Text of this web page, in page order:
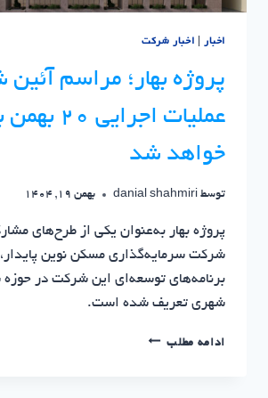
اخبار اخبار شرکت
پروژه بهار؛ مراسم
عملیات
خواهد شد
توسط danial shahmiri بهمن 19, 1404
پروژه بهار به‌عنوان یکی از طرح‌های
شرکت سرمایه‌گذاری مسکن نوین پایدار،
برنامه‌های توسعه‌ای این شرکت در
شهری تعریف شده است.
ادامه مطلبپروژه